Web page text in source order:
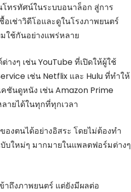
ทรทัศน์ในระบบอนาล็อก สู่การ
เช่าวิดีโอและดูในโรงภาพยนตร์
ใช้กันอย่างแพร่หลาย
งๆ เช่น YouTube ที่เปิดให้ผู้ใช้
เช่น Netflix และ Hulu ที่ทำให้
ชันดูหนัง เช่น Amazon Prime
ายได้ในทุกที่ทุกเวลา
องตนได้อย่างอิสระ โดยไม่ต้องทำ
บใหม่ๆ มากมายในแพลตฟอร์มต่างๆ
าถึงภาพยนตร์ แต่ยังมีผลต่อ